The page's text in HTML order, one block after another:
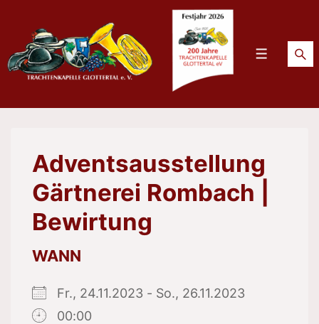
Inhalt
Menü
Adventsausstellung
Gärtnerei Rombach |
Bewirtung
WANN
Fr., 24.11.2023 - So., 26.11.2023
00:00